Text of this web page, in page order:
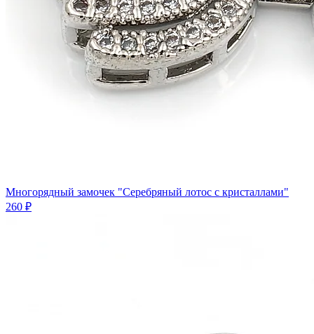
Многорядный замочек "Серебряный лотос с кристаллами"
260 ₽